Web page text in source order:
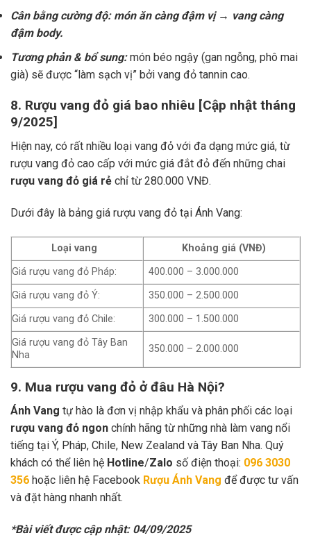
Cân bằng cường độ: món ăn càng đậm vị → vang càng
đậm body.
Tương phản & bổ sung:món béo ngậy (gan ngỗng, phô mai
già) sẽ được “làm sạch vị” bởi vang đỏ tannin cao.
8. Rượu vang đỏ giá bao nhiêu [Cập nhật tháng
9/2025]
Hiện nay, có rất nhiều loại vang đỏ với đa dạng mức giá, từ
rượu vang đỏ cao cấp với mức giá đắt đỏ đến những chai
rượu vang đỏ giá rẻ chỉ từ 280.000 VNĐ.
Dưới đây là bảng giá rượu vang đỏ tại Ánh Vang:
Loại vang
Khoảng giá (VNĐ)
Giá rượu vang đỏ Pháp:
400.000 – 3.000.000
Giá rượu vang đỏ Ý:
350.000 – 2.500.000
Giá rượu vang đỏ Chile:
300.000 – 1.500.000
Giá rượu vang đỏ Tây Ban
Nha
350.000 – 2.000.000
9. Mua rượu vang đỏ ở đâu Hà Nội?
Ánh Vang tự hào là đơn vị nhập khẩu và phân phối các loại
rượu vang đỏ ngon chính hãng từ những nhà làm vang nổi
tiếng tại Ý, Pháp, Chile, New Zealand và Tây Ban Nha. Quý
khách có thể liên hệ Hotline/Zalo số điện thoại: 096 3030
356 hoặc liên hệ Facebook Rượu Ánh Vang để được tư vấn
và đặt hàng nhanh nhất.
*Bài viết được cập nhật: 04/09/2025